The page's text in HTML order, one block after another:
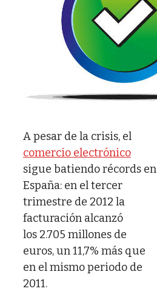
A pesar de la crisis, el
comercio electrónico
sigue batiendo récords en
España: en el tercer
trimestre de 2012 la
facturación alcanzó
los 2.705 millones de
euros, un 11,7% más que
en el mismo periodo de
2011.